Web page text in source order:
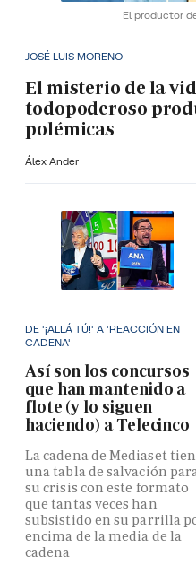
El productor
JOSÉ LUIS MORENO
El misterio de la
todopoderoso
polémicas
Álex Ander
DE '¡ALLÁ TÚ!' A 'REACCIÓN EN
CADENA'
Así son los concursos
que han mantenido a
flote (y lo siguen
haciendo) a Telecinco
La cadena de Mediaset
una tabla de salvación
su crisis con este formato
que tantas veces han
subsistido en su parrilla
encima de la media de la
cadena